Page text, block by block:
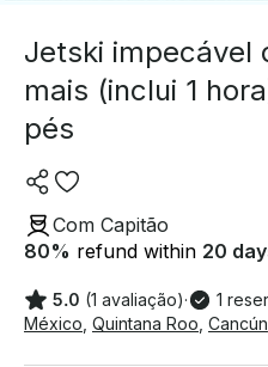
Jetski impecável
mais (inclui 1
pés
Com Capitão
80% refund within 20
5.0 (1 avaliação)· 1
México Quintana Roo Cancún